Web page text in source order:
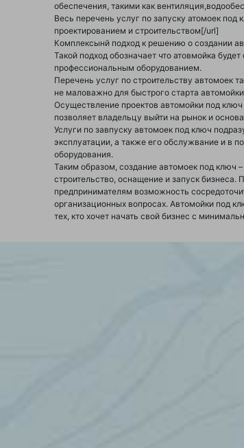
обеспечения, такими как
Весь перечень услуг по запуску атомоек
проектированием и строительством[/url]
Комплексынй подход к решению о создании
Такой подход обозначает что атовмойка
профессиональным оборудованием.
Перечень услуг по строительству автомоек
не маловажно для быстрого старта
Осуществление проектов автомойки под
позволяет владельцу выйти на рынок и
Услуги по завпуску автомоек под ключ
эксплуатации, а также его обслужвание и в
оборудования.
Таким образом, создание автомоек под ключ
строительство, оснащение и запуск
предпринимателям возможность
организационных вопросах. Автомойки под
тех, кто хочет начать свой бизнес с